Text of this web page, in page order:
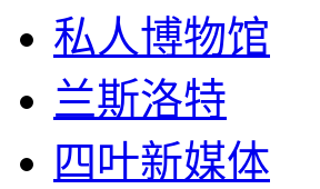
私人博物馆
兰斯洛特
四叶新媒体